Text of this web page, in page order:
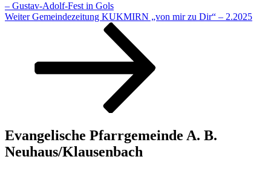
– Gustav-Adolf-Fest in Gols
Nächster
Weiter Gemeindezeitung KUKMIRN „von mir zu Dir“ – 2.2025
Evangelische Pfarrgemeinde A. B.
Neuhaus/Klausenbach